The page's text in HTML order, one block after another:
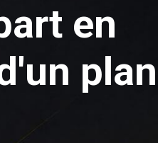
en
plan